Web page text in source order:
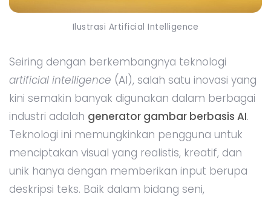
Ilustrasi Artificial Intelligence
Seiring dengan berkembangnya teknologi
artificial intelligence (AI), salah satu inovasi yang
kini semakin banyak digunakan dalam berbagai
industri adalah generator gambar berbasis AI.
Teknologi ini memungkinkan pengguna untuk
menciptakan visual yang realistis, kreatif, dan
unik hanya dengan memberikan input berupa
deskripsi teks. Baik dalam bidang seni,